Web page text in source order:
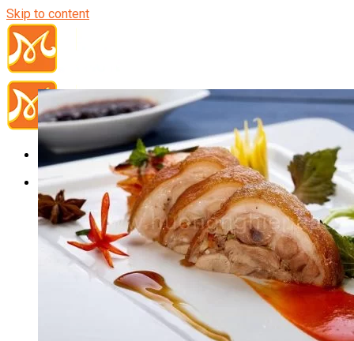
Skip to content
Đầu Bếp
Bếp Trưởng Điều Hành
Nghiệp Vụ Bếp Trưởng
Nghiệp Vụ Bếp Quốc Tế
Nghiệp Vụ Bếp Trưởng Bếp Việt
Nghiệp Vụ Bếp Trưởng Bếp Âu
Nghiệp Vụ Bếp Trưởng Bếp Á
Nghiệp Vụ Bếp Trưởng Bếp Nhật
Nghiệp Vụ Bếp Trưởng Bếp Hoa
Nghiệp Vụ Bếp Hàn
Nghiệp Vụ Bếp Thái